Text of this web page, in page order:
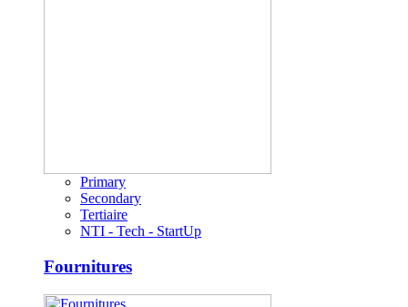
Primary
Secondary
Tertiaire
NTI - Tech - StartUp
Fournitures